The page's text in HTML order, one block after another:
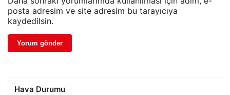
posta adresim ve site adresim bu tarayıcıya
kaydedilsin.
Hava Durumu